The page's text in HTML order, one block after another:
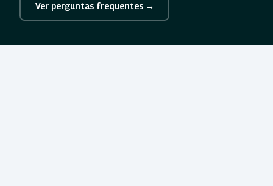
Ver perguntas frequentes →